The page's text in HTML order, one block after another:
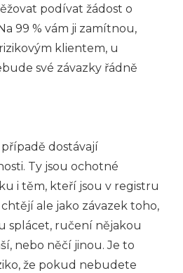
podívat žádost o
99 % vám ji zamítnou,
klientem, u
své závazky řádně
dostávají
Ty jsou ochotné
i těm, kteří jsou v registru
ale jako závazek toho,
splácet, ručení nějakou
nebo něčí jinou. Je to
že pokud nebudete